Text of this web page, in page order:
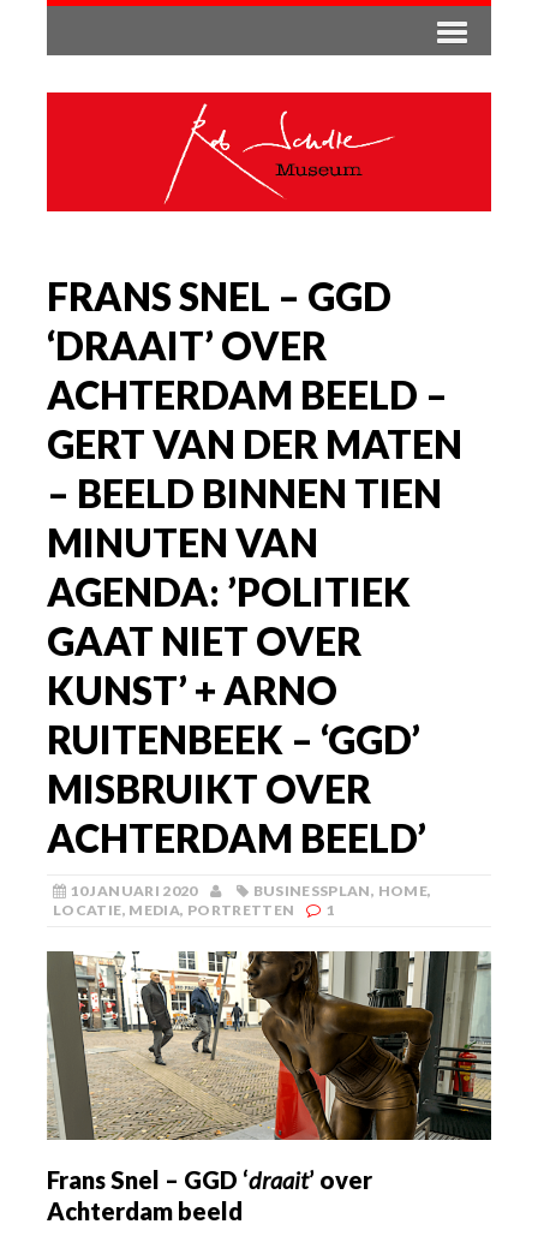
FRANS SNEL – GGD
‘DRAAIT’ OVER
ACHTERDAM BEELD –
GERT VAN DER MATEN
– BEELD BINNEN TIEN
MINUTEN VAN
AGENDA: ’POLITIEK
GAAT NIET OVER
KUNST’ + ARNO
RUITENBEEK – ‘GGD’
MISBRUIKT OVER
ACHTERDAM BEELD’
10 JANUARI 2020 BUSINESSPLAN, HOME,
LOCATIE, MEDIA, PORTRETTEN 1
Frans Snel – GGD ‘draait’ over
Achterdam beeld